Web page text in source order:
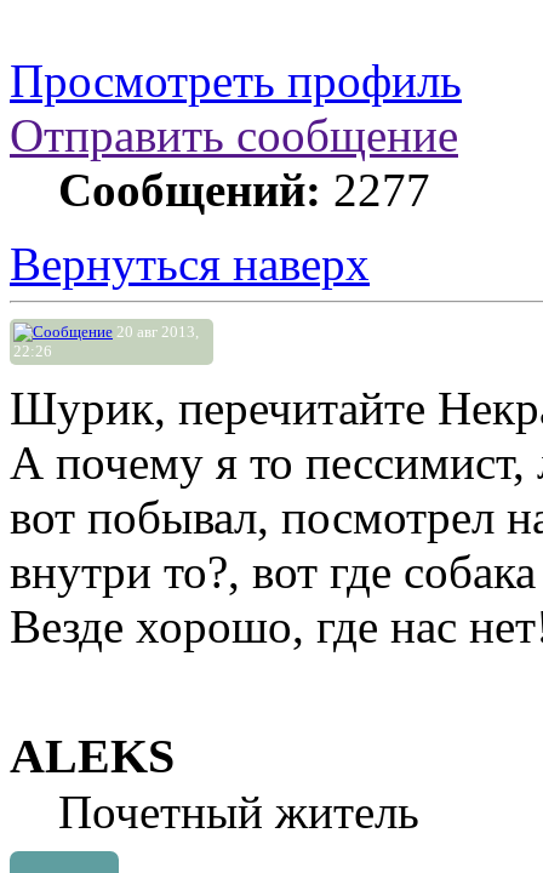
Просмотреть профиль
Отправить сообщение
Сообщений: 2277
Вернуться наверх
20 авг 2013,
22:26
Шурик, перечитайте
А почему я то
вот побывал, посмотрел
внутри то?, вот где
Везде хорошо, где нас
ALEKS
Почетный житель